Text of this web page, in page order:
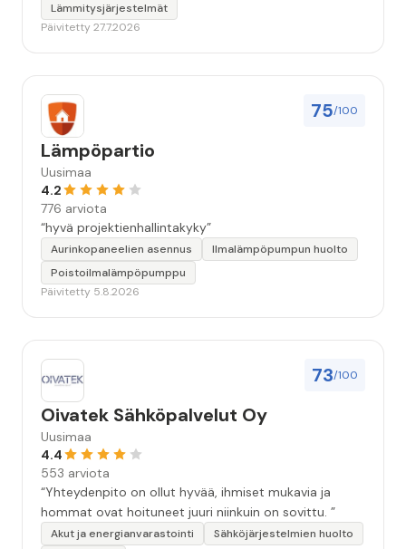
Lämmitysjärjestelmät
Päivitetty 27.7.2026
75/100
Lämpöpartio
Uusimaa
4.2
776 arviota
“hyvä projektienhallintakyky”
Aurinkopaneelien asennus
Ilmalämpöpumpun huolto
Poistoilmalämpöpumppu
Päivitetty 5.8.2026
73/100
Oivatek Sähköpalvelut Oy
Uusimaa
4.4
553 arviota
“Yhteydenpito on ollut hyvää, ihmiset mukavia ja
hommat ovat hoituneet juuri niinkuin on sovittu. ”
Akut ja energianvarastointi
Sähköjärjestelmien huolto